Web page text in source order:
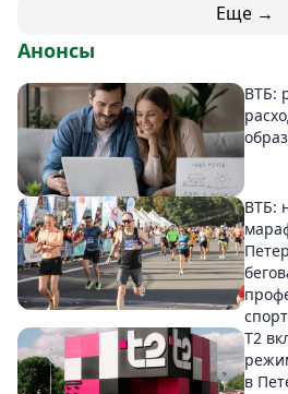
Еще →
Анонсы
ВТБ:
ВТБ:
Т2
в